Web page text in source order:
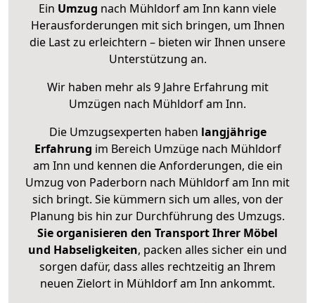
Ein Umzug nach Mühldorf am Inn kann viele
Herausforderungen mit sich bringen, um Ihnen
die Last zu erleichtern – bieten wir Ihnen unsere
Unterstützung an.
Wir haben mehr als 9 Jahre Erfahrung mit
Umzügen nach Mühldorf am Inn.
Die Umzugsexperten haben langjährige
Erfahrung im Bereich Umzüge nach Mühldorf
am Inn und kennen die Anforderungen, die ein
Umzug von Paderborn nach Mühldorf am Inn mit
sich bringt. Sie kümmern sich um alles, von der
Planung bis hin zur Durchführung des Umzugs.
Sie organisieren den Transport Ihrer Möbel
und Habseligkeiten, packen alles sicher ein und
sorgen dafür, dass alles rechtzeitig an Ihrem
neuen Zielort in Mühldorf am Inn ankommt.